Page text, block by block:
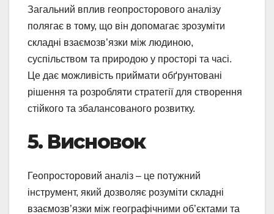
Загальний вплив геопросторового аналізу
полягає в тому, що він допомагає зрозуміти
складні взаємозв’язки між людиною,
суспільством та природою у просторі та часі.
Це дає можливість приймати обґрунтовані
рішення та розробляти стратегії для створення
стійкого та збалансованого розвитку.
5. Висновок
Геопросторовий аналіз – це потужний
інструмент, який дозволяє розуміти складні
взаємозв’язки між географічними об’єктами та